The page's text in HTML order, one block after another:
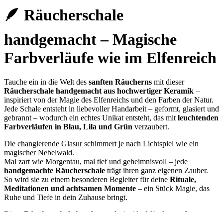
🪶 Räucherschale
handgemacht – Magische
Farbverläufe wie im Elfenreich
Tauche ein in die Welt des sanften Räucherns mit dieser
Räucherschale handgemacht aus hochwertiger Keramik –
inspiriert von der Magie des Elfenreichs und den Farben der Natur.
Jede Schale entsteht in liebevoller Handarbeit – geformt, glasiert und
gebrannt – wodurch ein echtes Unikat entsteht, das mit leuchtenden
Farbverläufen in Blau, Lila und Grün verzaubert.
Die changierende Glasur schimmert je nach Lichtspiel wie ein
magischer Nebelwald.
Mal zart wie Morgentau, mal tief und geheimnisvoll – jede
handgemachte Räucherschale trägt ihren ganz eigenen Zauber.
So wird sie zu einem besonderen Begleiter für deine Rituale,
Meditationen und achtsamen Momente – ein Stück Magie, das
Ruhe und Tiefe in dein Zuhause bringt.